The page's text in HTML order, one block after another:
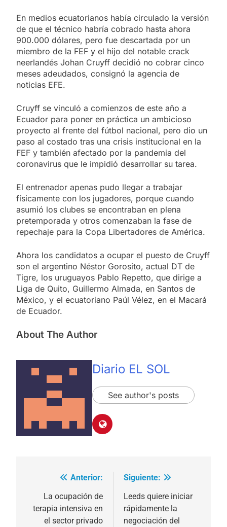
En medios ecuatorianos había circulado la versión
de que el técnico habría cobrado hasta ahora
900.000 dólares, pero fue descartada por un
miembro de la FEF y el hijo del notable crack
neerlandés Johan Cruyff decidió no cobrar cinco
meses adeudados, consignó la agencia de
noticias EFE.
Cruyff se vinculó a comienzos de este año a
Ecuador para poner en práctica un ambicioso
proyecto al frente del fútbol nacional, pero dio un
paso al costado tras una crisis institucional en la
FEF y también afectado por la pandemia del
coronavirus que le impidió desarrollar su tarea.
El entrenador apenas pudo llegar a trabajar
físicamente con los jugadores, porque cuando
asumió los clubes se encontraban en plena
pretemporada y otros comenzaban la fase de
repechaje para la Copa Libertadores de América.
Ahora los candidatos a ocupar el puesto de Cruyff
son el argentino Néstor Gorosito, actual DT de
Tigre, los uruguayos Pablo Repetto, que dirige a
Liga de Quito, Guillermo Almada, en Santos de
México, y el ecuatoriano Paúl Vélez, en el Macará
de Ecuador.
About The Author
Diario EL SOL
See author's posts
Navegación
entradas
Anterior:
La ocupación de
terapia intensiva en
el sector privado
Siguiente:
Leeds quiere iniciar
rápidamente la
negociación del